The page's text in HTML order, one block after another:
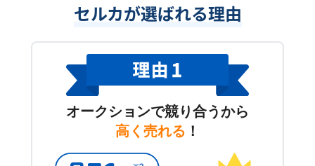
セルカが選ばれる理由
オークションで競り合うから
高く売れる ！